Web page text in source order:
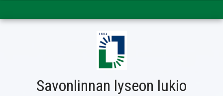
Savonlinnan lyseon lukio